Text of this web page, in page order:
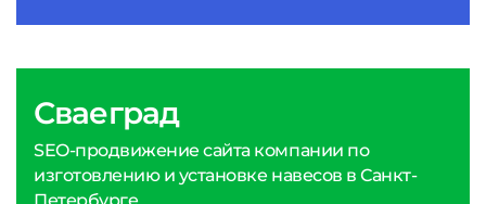
Сваеград
SEO-продвижение сайта компании по
изготовлению и установке навесов в Санкт-